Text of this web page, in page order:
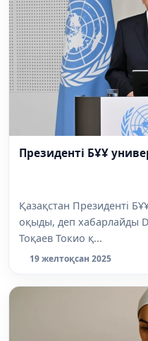
Президенті БҰҰ
Қазақстан Президенті
оқыды, деп хабарлайды
Тоқаев Токио қ...
19 желтоқсан 2025